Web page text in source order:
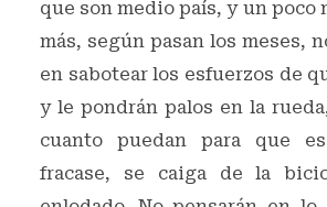
que son medio país, y un poco
más, según pasan los meses,
en sabotear los esfuerzos de
y le pondrán palos en la
cuanto puedan para que
fracase, se caiga de la